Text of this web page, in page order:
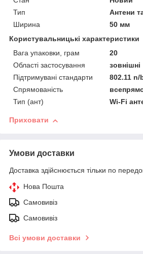
Тип
Антени
Ширина
50 мм
Користувальницькі характеристики
Вага упаковки, грам
20
Області застосування
зовнішні
Підтримувані стандарти
802.11 n/
Спрямованість
Тип (ант)
Wi-Fi
Приховати
Умови доставки
Доставка здійснюється тільки по
Нова Пошта
Самовивіз
Самовивіз
Всі умови доставки